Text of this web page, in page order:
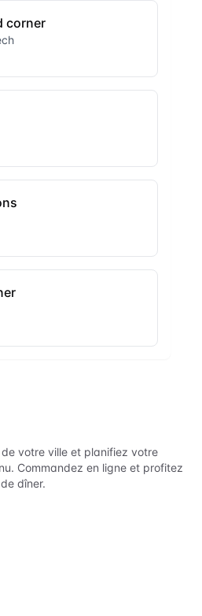
corner
votre ville et planifiez votre
Commandez en ligne et profitez
dîner.